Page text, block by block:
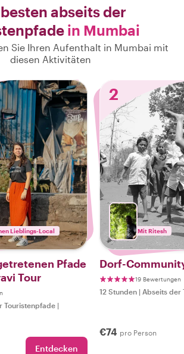
abseits der
in Mumbai
Sie Ihren Aufenthalt in Mumbai mit
diesen Aktivitäten
Lieblings-Local
Pfade
Tour
Touristenpfade |
Entdecken
2
Mit Ritesh
Dorf-
19 Bewertungen
12 Stunden | Abseits der
€74 pro Person